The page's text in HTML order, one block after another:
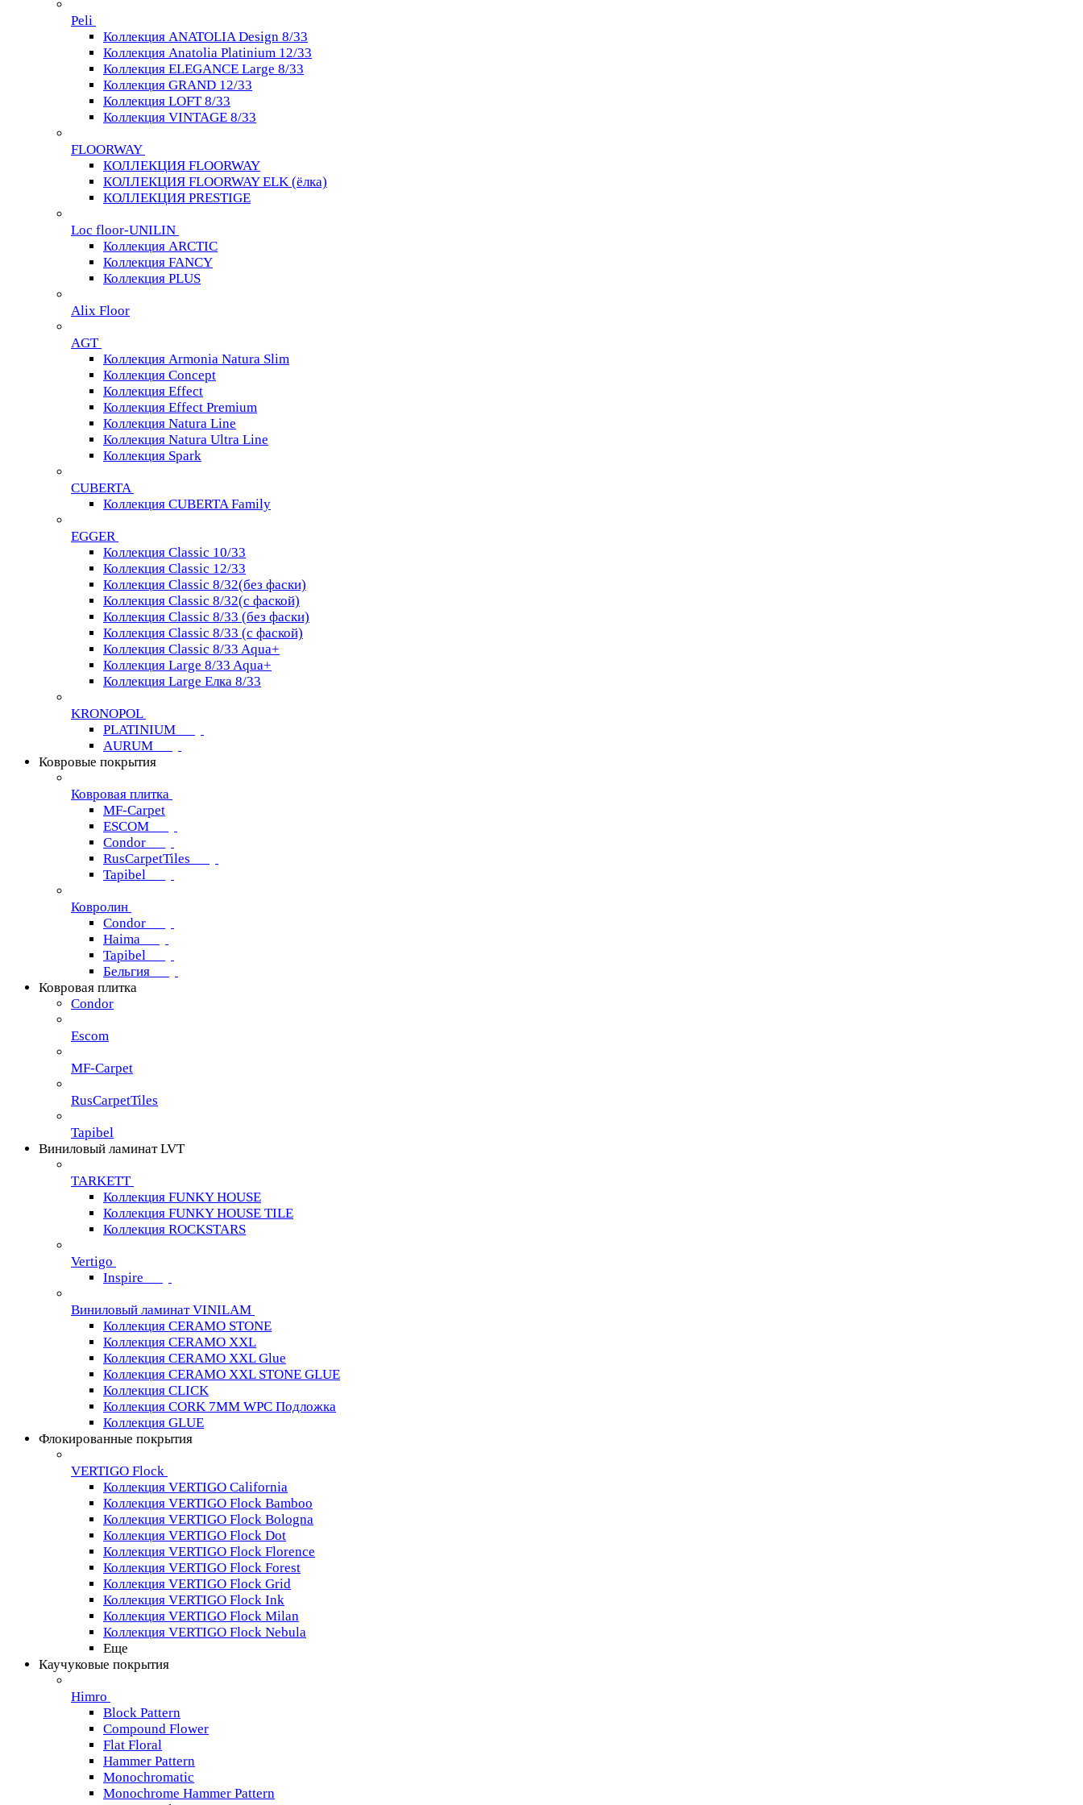
Peli
Коллекция ANATOLIA Design 8/33
Коллекция Anatolia Platinium 12/33
Коллекция ELEGANCE Large 8/33
Коллекция GRAND 12/33
Коллекция LOFT 8/33
Коллекция VINTAGE 8/33
FLOORWAY
КОЛЛЕКЦИЯ FLOORWAY
КОЛЛЕКЦИЯ FLOORWAY ELK (ёлка)
КОЛЛЕКЦИЯ PRESTIGE
Loс floor-UNILIN
Коллекция ARCTIС
Коллекция FANCY
Коллекция PLUS
Alix Floor
AGT
Коллекция Armonia Natura Slim
Коллекция Concept
Коллекция Effect
Коллекция Effect Premium
Коллекция Natura Line
Коллекция Natura Ultra Line
Коллекция Spark
CUBERTA
Коллекция CUBERTA Family
EGGER
Коллекция Classic 10/33
Коллекция Classic 12/33
Коллекция Classic 8/32(без фаски)
Коллекция Classic 8/32(с фаской)
Коллекция Classic 8/33 (без фаски)
Коллекция Classic 8/33 (с фаской)
Коллекция Classic 8/33 Aqua+
Коллекция Large 8/33 Aqua+
Коллекция Large Елка 8/33
KRONOPOL
PLATINIUM
AURUM
Ковровые покрытия
Ковровая плитка
MF-Carpet
ESCOM
Condor
RusCarpetTiles
Tapibel
Ковролин
Condor
Haima
Tapibel
Бельгия
Ковровая плитка
Condor
Escom
MF-Carpet
RusCarpetTiles
Tapibel
Виниловый ламинат LVT
TARKETT
Коллекция FUNKY HOUSE
Коллекция FUNKY HOUSE TILE
Коллекция ROCKSTARS
Vertigo
Inspire
Виниловый ламинат VINILAM
Коллекция CERAMO STONE
Коллекция CERAMO XXL
Коллекция CERAMO XXL Glue
Коллекция CERAMO XXL STONE GLUE
Коллекция CLICK
Коллекция CORK 7MM WPC Подложка
Коллекция GLUE
Флокированные покрытия
VERTIGO Flock
Коллекция VERTIGO California
Коллекция VERTIGO Flock Bamboo
Коллекция VERTIGO Flock Bologna
Коллекция VERTIGO Flock Dot
Коллекция VERTIGO Flock Florence
Коллекция VERTIGO Flock Forest
Коллекция VERTIGO Flock Grid
Коллекция VERTIGO Flock Ink
Коллекция VERTIGO Flock Milan
Коллекция VERTIGO Flock Nebula
Еще
Каучуковые покрытия
Himro
Block Pattern
Compound Flower
Flat Floral
Hammer Pattern
Monochromatic
Monochrome Hammer Pattern